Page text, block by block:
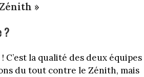
»
?
la qualité des deux équipes
du tout contre le Zénith, mais